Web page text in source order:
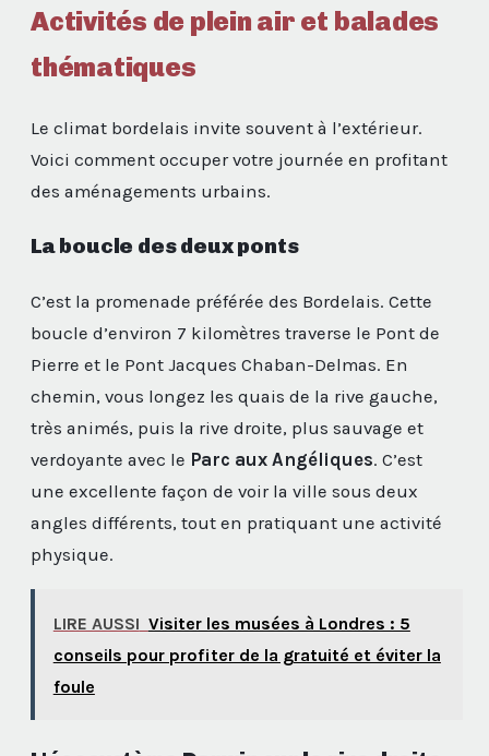
Activités de plein air et balades
thématiques
Le climat bordelais invite souvent à l’extérieur.
Voici comment occuper votre journée en profitant
des aménagements urbains.
La boucle des deux ponts
C’est la promenade préférée des Bordelais. Cette
boucle d’environ 7 kilomètres traverse le Pont de
Pierre et le Pont Jacques Chaban-Delmas. En
chemin, vous longez les quais de la rive gauche,
très animés, puis la rive droite, plus sauvage et
verdoyante avec le Parc aux Angéliques. C’est
une excellente façon de voir la ville sous deux
angles différents, tout en pratiquant une activité
physique.
LIRE AUSSI Visiter les musées à Londres : 5
conseils pour profiter de la gratuité et éviter la
foule